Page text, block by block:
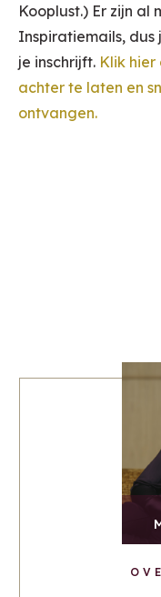
Kooplust.) Er zijn al
Inspiratiemails, dus
je inschrijft. Klik
achter te laten en
ontvangen.